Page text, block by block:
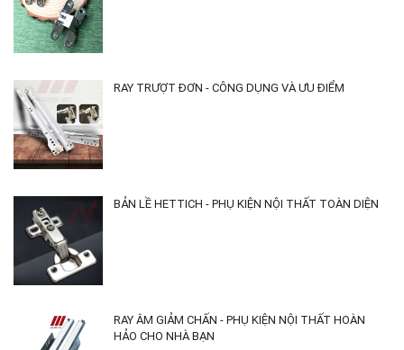
RAY TRƯỢT ĐƠN - CÔNG DỤNG VÀ ƯU ĐIỂM
BẢN LỀ HETTICH - PHỤ KIỆN NỘI THẤT TOÀN DIỆN
RAY ÂM GIẢM CHẤN - PHỤ KIỆN NỘI THẤT HOÀN
HẢO CHO NHÀ BẠN